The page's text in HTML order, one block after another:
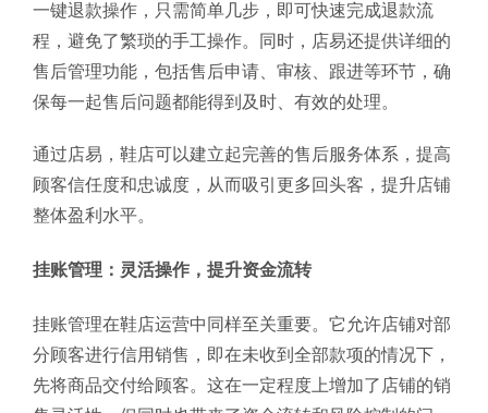
一键退款操作，只需简单几步，即可快速完成退款流
程，避免了繁琐的手工操作。同时，店易还提供详细的
售后管理功能，包括售后申请、审核、跟进等环节，确
保每一起售后问题都能得到及时、有效的处理。
通过店易，鞋店可以建立起完善的售后服务体系，提高
顾客信任度和忠诚度，从而吸引更多回头客，提升店铺
整体盈利水平。
挂账管理：灵活操作，提升资金流转
挂账管理在鞋店运营中同样至关重要。它允许店铺对部
分顾客进行信用销售，即在未收到全部款项的情况下，
先将商品交付给顾客。这在一定程度上增加了店铺的销